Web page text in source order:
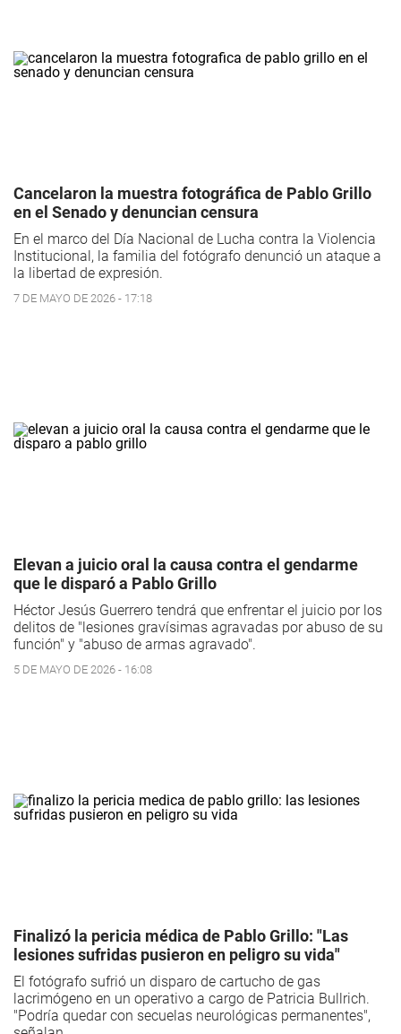
Cancelaron la muestra fotográfica de Pablo Grillo
en el Senado y denuncian censura
En el marco del Día Nacional de Lucha contra la Violencia
Institucional, la familia del fotógrafo denunció un ataque a
la libertad de expresión.
7 DE MAYO DE 2026 - 17:18
Elevan a juicio oral la causa contra el gendarme
que le disparó a Pablo Grillo
Héctor Jesús Guerrero tendrá que enfrentar el juicio por los
delitos de "lesiones gravísimas agravadas por abuso de su
función" y "abuso de armas agravado".
5 DE MAYO DE 2026 - 16:08
Finalizó la pericia médica de Pablo Grillo: "Las
lesiones sufridas pusieron en peligro su vida"
El fotógrafo sufrió un disparo de cartucho de gas
lacrimógeno en un operativo a cargo de Patricia Bullrich.
"Podría quedar con secuelas neurológicas permanentes",